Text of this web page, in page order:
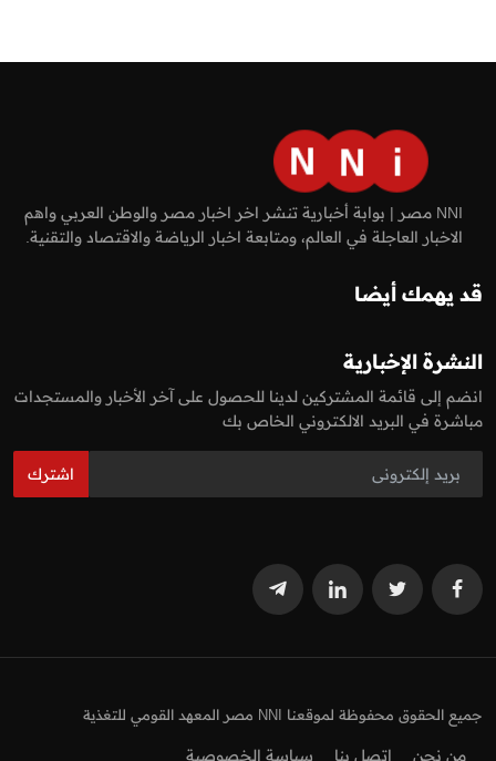
NNI مصر | بوابة أخبارية تنشر اخر اخبار مصر والوطن العربي واهم
الاخبار العاجلة في العالم، ومتابعة اخبار الرياضة والاقتصاد والتقنية.
قد يهمك أيضا
النشرة الإخبارية
انضم إلى قائمة المشتركين لدينا للحصول على آخر الأخبار والمستجدات
مباشرة في البريد الالكتروني الخاص بك
اشترك
جميع الحقوق محفوظة لموقعنا NNI مصر المعهد القومي للتغذية
من نحن اتصل بنا سياسة الخصوصية